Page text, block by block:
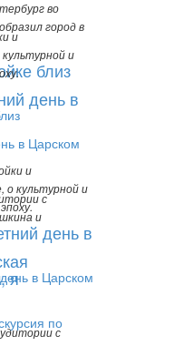
во
город в
близ
и
о культурной и
день в
с
и
и
день в
с
и
я